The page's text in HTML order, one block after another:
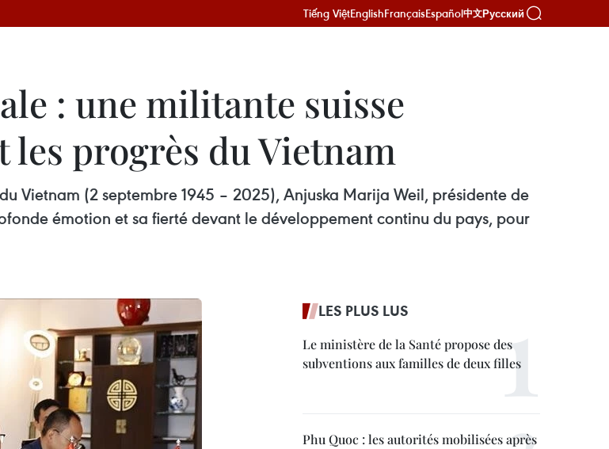
Tiếng ViệtEnglishFrançaisEspañol中文Русский
: une militante suisse
progrès du Vietnam
Vietnam (2 septembre 1945 – 2025), Anjuska Marija Weil, présidente de
émotion et sa fierté devant le développement continu du pays, pour
LES PLUS LUS
Le ministère de la Santé propose des
subventions aux familles de deux filles
Phu Quoc : les autorités mobilisées après